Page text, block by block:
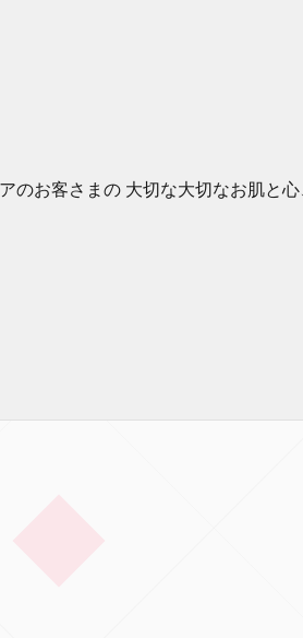
のお客さまの 大切な大切なお肌と